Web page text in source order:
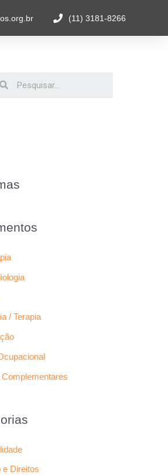
(11) 3181-8266
/ Terapia
Complementares
Direitos